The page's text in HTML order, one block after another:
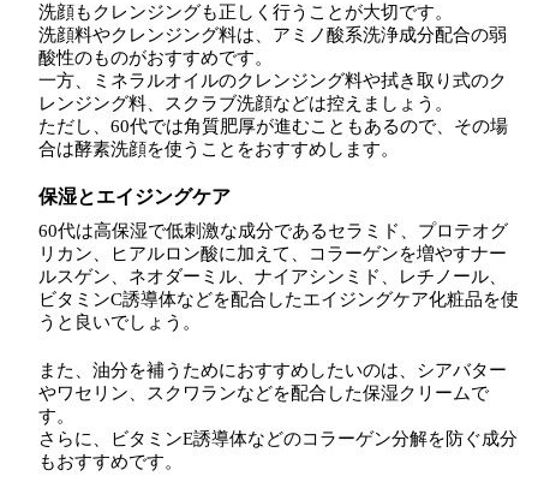
洗顔もクレンジングも正しく行うことが大切です。
洗顔料やクレンジング料は、アミノ酸系洗浄成分配合の弱
酸性のものがおすすめです。
一方、ミネラルオイルのクレンジング料や拭き取り式のク
レンジング料、スクラブ洗顔などは控えましょう。
ただし、60代では角質肥厚が進むこともあるので、その場
合は酵素洗顔を使うことをおすすめします。
保湿とエイジングケア
60代は高保湿で低刺激な成分であるセラミド、プロテオグ
リカン、ヒアルロン酸に加えて、コラーゲンを増やすナー
ルスゲン、ネオダーミル、ナイアシンミド、レチノール、
ビタミンC誘導体などを配合したエイジングケア化粧品を使
うと良いでしょう。
また、油分を補うためにおすすめしたいのは、シアバター
やワセリン、スクワランなどを配合した保湿クリームで
す。
さらに、ビタミンE誘導体などのコラーゲン分解を防ぐ成分
もおすすめです。